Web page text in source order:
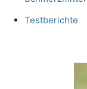
Testberichte